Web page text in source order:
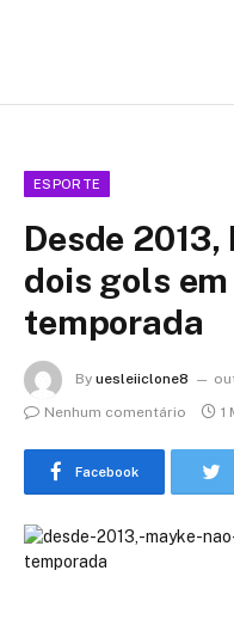
ESPORTE
Desde
dois gols
temporada
By uesleiiclone8
Nenhum comentário
1
Facebook